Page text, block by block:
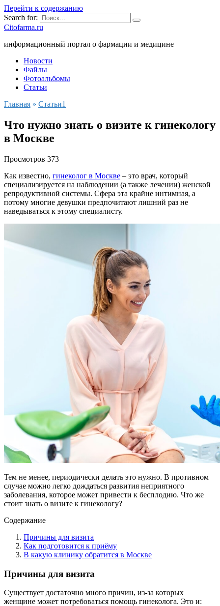
Перейти к содержанию
Search for:
Citofarma.ru
информационный портал о фармации и медицине
Новости
Файлы
Фотоальбомы
Статьи
Главная » Cтатьи1
Что нужно знать о визите к гинекологу
в Москве
Просмотров 373
Как известно, гинеколог в Москве – это врач, который
специализируется на наблюдении (а также лечении) женской
репродуктивной системы. Сфера эта крайне интимная, а
потому многие девушки предпочитают лишний раз не
наведываться к этому специалисту.
Тем не менее, периодически делать это нужно. В противном
случае можно легко дождаться развития неприятного
заболевания, которое может привести к бесплодию. Что же
стоит знать о визите к гинекологу?
Содержание
Причины для визита
Как подготовится к приёму
В какую клинику обратится в Москве
Причины для визита
Существует достаточно много причин, из-за которых
женщине может потребоваться помощь гинеколога. Это и: